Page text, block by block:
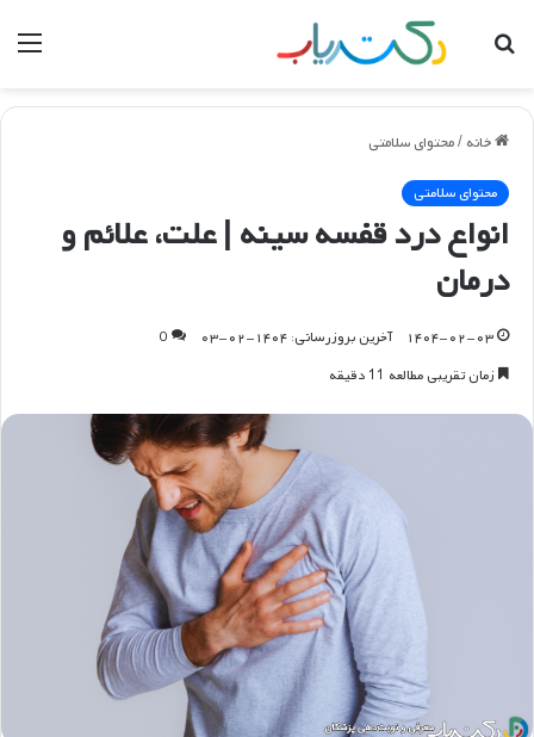
جستجو
خانه /محتوای سلامتی
محتوای سلامتی
انواع درد قفسه سینه | علت، علائم و
درمان
۱۴۰۴-۰۲-۰۳ آخرین بروزرسانی: ۱۴۰۴-۰۲-۰۳
0
زمان تقریبی مطالعه 11 دقیقه